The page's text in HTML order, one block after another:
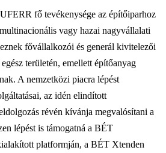
fő tevékenysége az építőiparhoz
vagy hazai nagyvállalati
fővállalkozói és generál kivitelezői
területén, emellett építőanyag
A nemzetközi piacra lépést
az idén elindított
révén kívánja megvalósítani a
lépést is támogatná a BÉT
platformján, a BÉT Xtenden